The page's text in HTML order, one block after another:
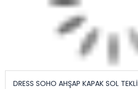
DRESS SOHO AHŞAP KAPAK SOL TEKLİ